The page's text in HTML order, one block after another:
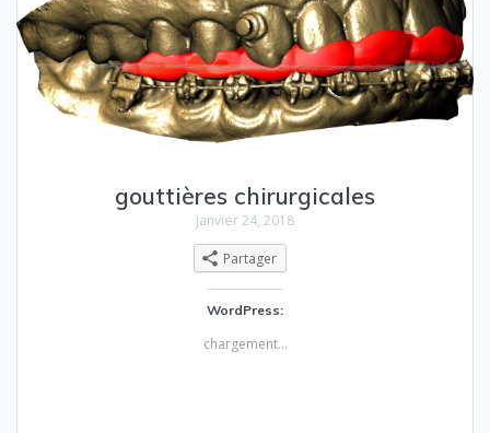
gouttières chirurgicales
janvier 24, 2018
Partager
WordPress:
chargement…